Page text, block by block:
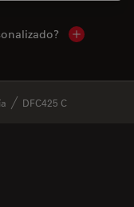
Show local
DFC425 C